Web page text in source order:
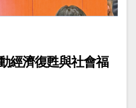
經濟復甦與社會福